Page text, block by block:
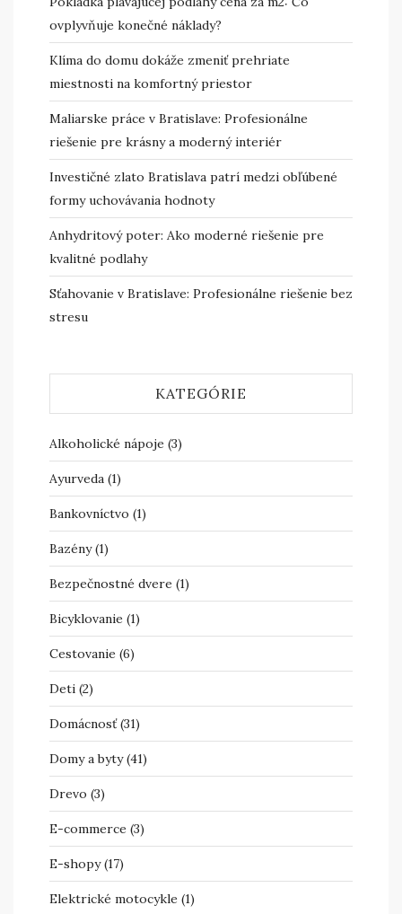
ovplyvňuje konečné náklady?
Klíma do domu dokáže zmeniť prehriate
miestnosti na komfortný priestor
Maliarske práce v Bratislave: Profesionálne
riešenie pre krásny a moderný interiér
Investičné zlato Bratislava patrí medzi obľúbené
formy uchovávania hodnoty
Anhydritový poter: Ako moderné riešenie pre
kvalitné podlahy
Sťahovanie v Bratislave: Profesionálne riešenie bez
stresu
KATEGÓRIE
Alkoholické nápoje (3)
Ayurveda (1)
Bankovníctvo (1)
Bazény(1)
Bezpečnostné dvere (1)
Bicyklovanie (1)
Cestovanie (6)
Deti (2)
Domácnosť(31)
Domy a byty(41)
Drevo (3)
E-commerce (3)
E-shopy(17)
Elektrické motocykle (1)